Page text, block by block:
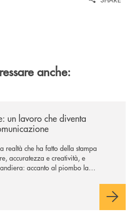
anche:
un lavoro che diventa
realtà che ha fatto della stampa
accuratezza e creatività, e
accanto al piombo la